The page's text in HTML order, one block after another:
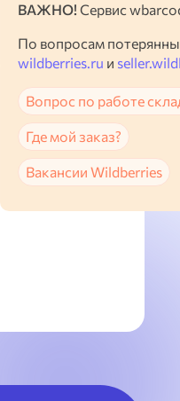
ВАЖНО! Сервис
По вопросам
wildberries.ru и
Вопрос по работе
Где мой заказ?
Вакансии Wildberries